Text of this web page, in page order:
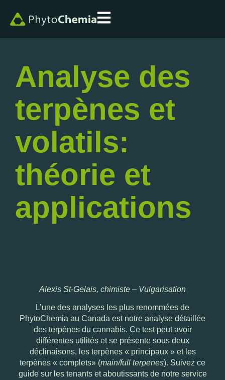
Analyse des
terpènes et
volatils:
théorie et
applications
Alexis St-Gelais, chimiste – Vulgarisation
L’une des analyses les plus renommées de
PhytoChemia au Canada est notre analyse détaillée
des terpènes du cannabis. Ce test peut avoir
différentes utilités et se présente sous deux
déclinaisons, les terpènes « principaux » et les
terpènes « complets» (main/full terpenes). Suivez ce
guide sur les tenants et aboutissants de notre service